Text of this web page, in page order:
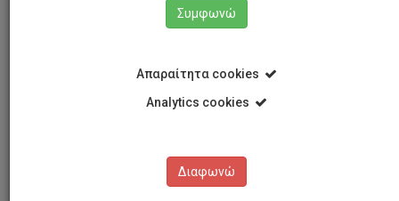
Σχολή Διοίκησης και Οικονομίας
Προσωπικό
Συμφωνώ
Απαραίτητα cookies
Analytics cookies
Διαφωνώ